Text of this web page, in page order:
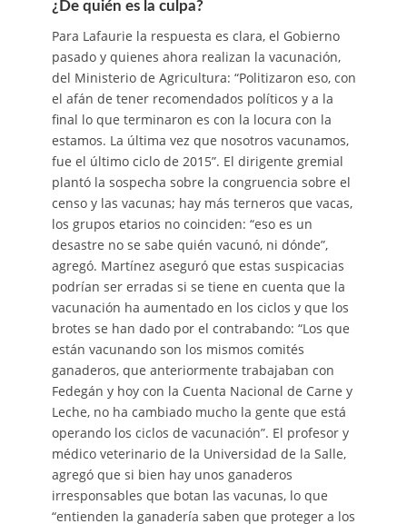
¿De quién es la culpa?
Para Lafaurie la respuesta es clara, el Gobierno
pasado y quienes ahora realizan la vacunación,
del Ministerio de Agricultura: “Politizaron eso, con
el afán de tener recomendados políticos y a la
final lo que terminaron es con la locura con la
estamos. La última vez que nosotros vacunamos,
fue el último ciclo de 2015”. El dirigente gremial
plantó la sospecha sobre la congruencia sobre el
censo y las vacunas; hay más terneros que vacas,
los grupos etarios no coinciden: “eso es un
desastre no se sabe quién vacunó, ni dónde”,
agregó. Martínez aseguró que estas suspicacias
podrían ser erradas si se tiene en cuenta que la
vacunación ha aumentado en los ciclos y que los
brotes se han dado por el contrabando: “Los que
están vacunando son los mismos comités
ganaderos, que anteriormente trabajaban con
Fedegán y hoy con la Cuenta Nacional de Carne y
Leche, no ha cambiado mucho la gente que está
operando los ciclos de vacunación”. El profesor y
médico veterinario de la Universidad de la Salle,
agregó que si bien hay unos ganaderos
irresponsables que botan las vacunas, lo que
“entienden la ganadería saben que proteger a los